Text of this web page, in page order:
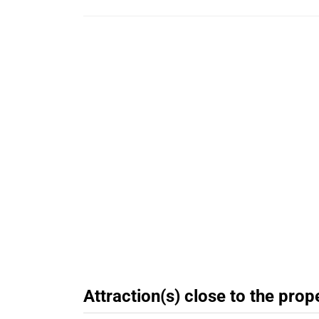
Attraction(s) close to the